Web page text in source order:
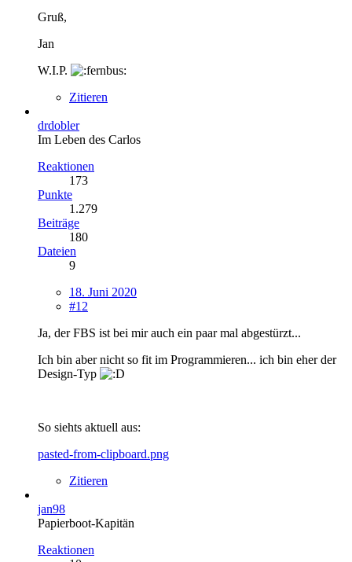
Gruß,
Jan
W.I.P.
Zitieren
drdobler
Im Leben des Carlos
Reaktionen
173
Punkte
1.279
Beiträge
180
Dateien
9
18. Juni 2020
#12
Ja, der FBS ist bei mir auch ein paar mal abgestürzt...
Ich bin aber nicht so fit im Programmieren... ich bin eher der
Design-Typ
So siehts aktuell aus:
pasted-from-clipboard.png
Zitieren
jan98
Papierboot-Kapitän
Reaktionen